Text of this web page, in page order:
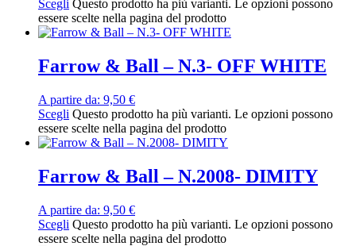
Scegli Questo prodotto ha più varianti. Le opzioni possono
essere scelte nella pagina del prodotto
Farrow & Ball – N.3- OFF WHITE
A partire da: 9,50 €
Scegli Questo prodotto ha più varianti. Le opzioni possono
essere scelte nella pagina del prodotto
Farrow & Ball – N.2008- DIMITY
A partire da: 9,50 €
Scegli Questo prodotto ha più varianti. Le opzioni possono
essere scelte nella pagina del prodotto